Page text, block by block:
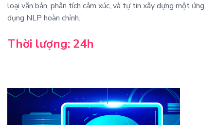
loại văn bản, phân tích cảm xúc, và tự tin xây dựng một ứng
dụng NLP hoàn chỉnh.
Thời lượng: 24h